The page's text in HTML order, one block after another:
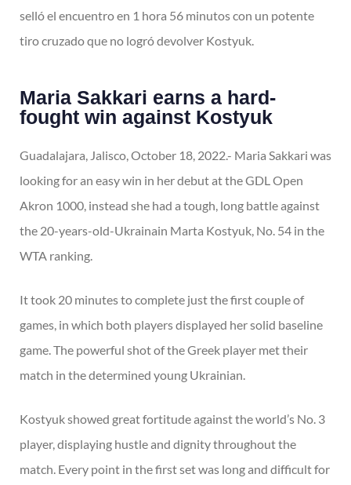
selló el encuentro en 1 hora 56 minutos con un potente
tiro cruzado que no logró devolver Kostyuk.
Maria Sakkari earns a hard-
fought win against Kostyuk
Guadalajara, Jalisco, October 18, 2022.- Maria Sakkari was
looking for an easy win in her debut at the GDL Open
Akron 1000, instead she had a tough, long battle against
the 20-years-old-Ukrainain Marta Kostyuk, No. 54 in the
WTA ranking.
It took 20 minutes to complete just the first couple of
games, in which both players displayed her solid baseline
game. The powerful shot of the Greek player met their
match in the determined young Ukrainian.
Kostyuk showed great fortitude against the world’s No. 3
player, displaying hustle and dignity throughout the
match. Every point in the first set was long and difficult for